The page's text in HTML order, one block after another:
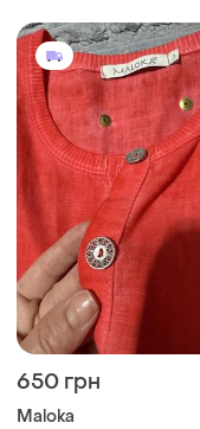
650 грн
Maloka